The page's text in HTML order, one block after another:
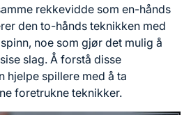
rekkevidde som en-hånds
den to-hånds teknikken med
noe som gjør det mulig å
slag. Å forstå disse
hjelpe spillere med å ta
foretrukne teknikker.